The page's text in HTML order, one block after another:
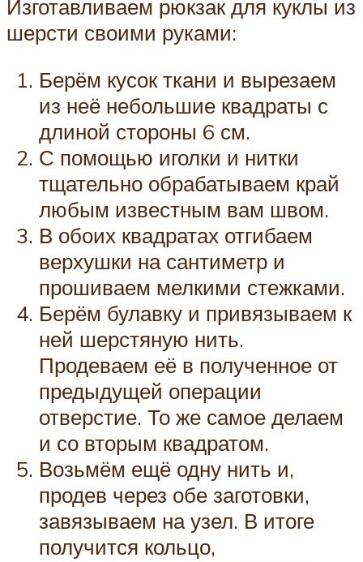
Изготавливаем рюкзак для куклы из
шерсти своими руками:
Берём кусок ткани и вырезаем
из неё небольшие квадраты с
длиной стороны 6 см.
С помощью иголки и нитки
тщательно обрабатываем край
любым известным вам швом.
В обоих квадратах отгибаем
верхушки на сантиметр и
прошиваем мелкими стежками.
Берём булавку и привязываем к
ней шерстяную нить.
Продеваем её в полученное от
предыдущей операции
отверстие. То же самое делаем
и со вторым квадратом.
Возьмём ещё одну нить и,
продев через обе заготовки,
завязываем на узел. В итоге
получится кольцо,